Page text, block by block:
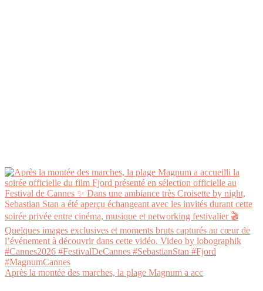
Après la montée des marches, la plage Magnum a acc